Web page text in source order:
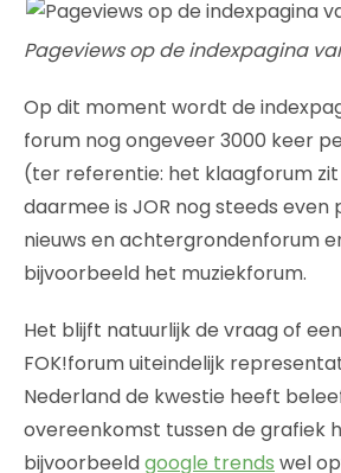
Pageviews op de indexpagina
Op dit moment wordt de
forum nog ongeveer 3000 keer
(ter referentie: het klaagforum zit
daarmee is JOR nog steeds even
nieuws en achtergrondenforum
bijvoorbeeld het muziekforum.
Het blijft natuurlijk de vraag of
FOK!forum uiteindelijk
Nederland de kwestie heeft
overeenkomst tussen de grafiek
bijvoorbeeldgoogle trends wel